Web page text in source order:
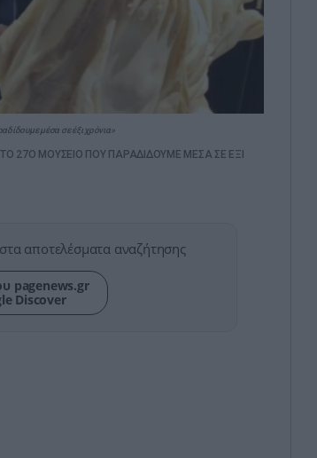
μέσα σε έξι χρόνια»
27Ο ΜΟΥΣΕΙΟ ΠΟΥ ΠΑΡΑΔΙΔΟΥΜΕ ΜΕΣΑ ΣΕ ΕΞΙ
αποτελέσματα αναζήτησης
pagenews.gr
Discover